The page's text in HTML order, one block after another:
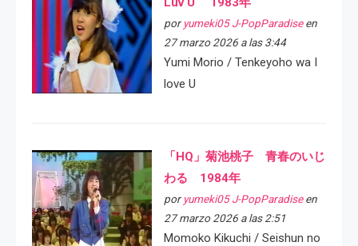
por yumeki05 J-PopParadiseen
27 marzo 2026 a las 3:44
Yumi Morio / Tenkeyoho wa I
love U
「HQ」菊池桃子 青春のいじ
わる 1984年
por yumeki05 J-PopParadiseen
27 marzo 2026 a las 2:51
Momoko Kikuchi / Seishun no